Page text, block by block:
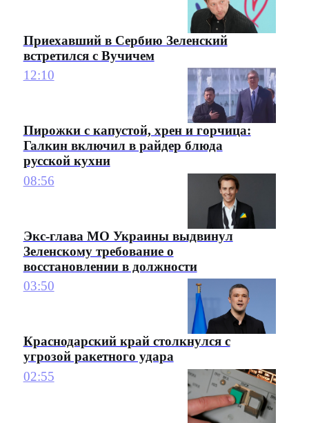
Приехавший в Сербию Зеленский
встретился с Вучичем
12:10
Пирожки с капустой, хрен и горчица:
Галкин включил в райдер блюда
русской кухни
08:56
Экс-глава МО Украины выдвинул
Зеленскому требование о
восстановлении в должности
03:50
Краснодарский край столкнулся с
угрозой ракетного удара
02:55